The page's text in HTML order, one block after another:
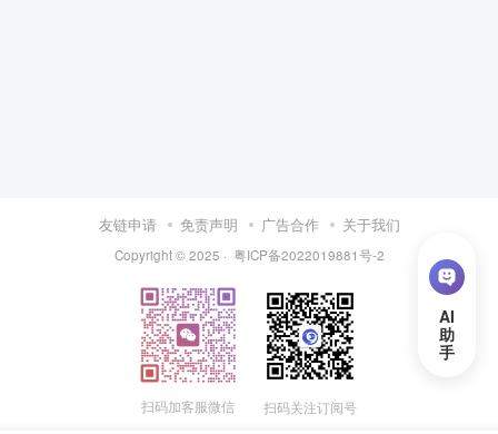
友链申请 免责声明 广告合作 关于我们
Copyright © 2025 · 粤ICP备2022019881号-2
扫码加客服微信 扫码关注订阅号